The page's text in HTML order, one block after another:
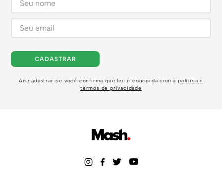
CADASTRAR
Ao cadastrar-se você confirma que leu e concorda com a política e
termos de privacidade